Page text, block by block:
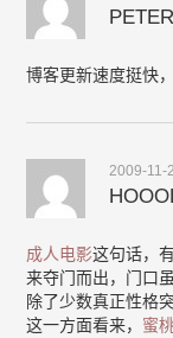
PETER
博客更新速度挺快
2009-11-
成人电影这句话，
来夺门而出，门口
除了少数真正性格
这一方面看来， 蜜